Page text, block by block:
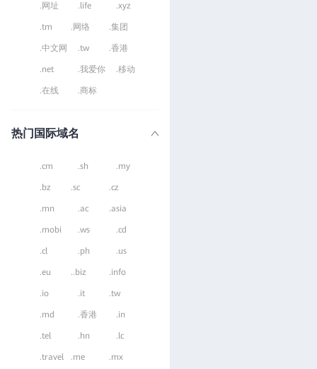
.网址 .life .xyz
.tm .网络 .集团
.中文网 .tw .香港
.net .我爱你 .移动
.在线 .商标
热门国际域名
.cm .sh .my
.bz .sc .cz
.mn .ac .asia
.mobi .ws .cd
.cl .ph .us
.eu ..biz .info
.io .it .tw
.md .香港 .in
.tel .hn .lc
.travel .me .mx